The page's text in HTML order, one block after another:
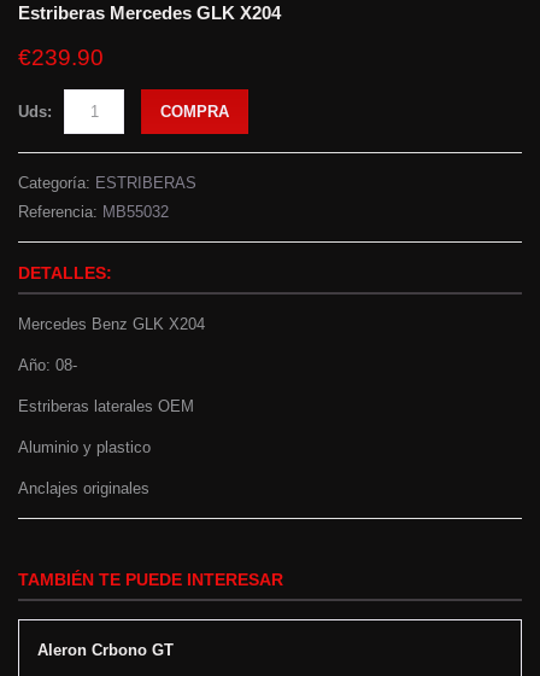
Estriberas Mercedes GLK X204
€239.90
Uds: COMPRA
Categoría: ESTRIBERAS
Referencia: MB55032
DETALLES:
Mercedes Benz GLK X204
Año: 08-
Estriberas laterales OEM
Aluminio y plastico
Anclajes originales
TAMBIÉN TE PUEDE INTERESAR
Aleron Crbono GT